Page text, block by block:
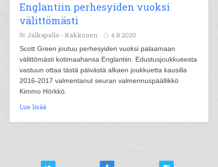
Englantiin perhesyiden vuoksi
välittömästi
Jalkapallo - Kakkonen 4.8.2020
Scott Green joutuu perhesyiden vuoksi palaamaan
välittömästi kotimaahansa Englantiin. Edustusjoukkueesta
vastuun ottaa tästä päivästä alkaen joukkuetta kausilla
2016-2017 valmentanut seuran valmennuspäällikkö
Kimmo Hörkkö.
Lue lisää